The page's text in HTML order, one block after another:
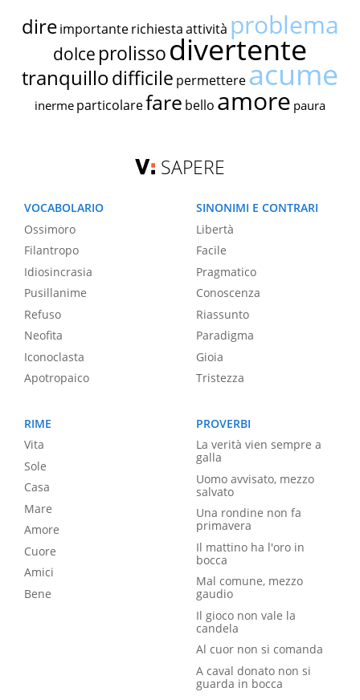
dire importante richiestaattività problema
dolce prolissodivertente
tranquillodifficile permettereacume
inerme particolarefare bello amore paura
SAPERE
VOCABOLARIO
Ossimoro
Filantropo
Idiosincrasia
Pusillanime
Refuso
Neofita
Iconoclasta
Apotropaico
SINONIMI E CONTRARI
Libertà
Facile
Pragmatico
Conoscenza
Riassunto
Paradigma
Gioia
Tristezza
RIME
Vita
Sole
Casa
Mare
Amore
Cuore
Amici
Bene
PROVERBI
La verità vien sempre a
galla
Uomo avvisato, mezzo
salvato
Una rondine non fa
primavera
Il mattino ha l'oro in
bocca
Mal comune, mezzo
gaudio
Il gioco non vale la
candela
Al cuor non si comanda
A caval donato non si
guarda in bocca